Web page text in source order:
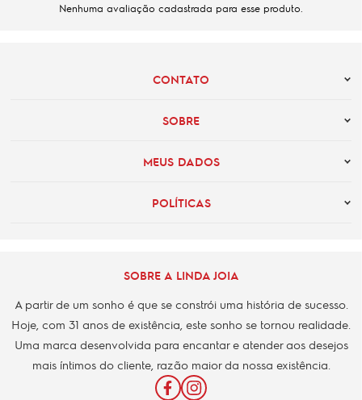
Nenhuma avaliação cadastrada para esse produto.
CONTATO
SOBRE
MEUS DADOS
POLÍTICAS
SOBRE A LINDA JOIA
A partir de um sonho é que se constrói uma história de sucesso.
Hoje, com 31 anos de existência, este sonho se tornou realidade.
Uma marca desenvolvida para encantar e atender aos desejos
mais íntimos do cliente, razão maior da nossa existência.